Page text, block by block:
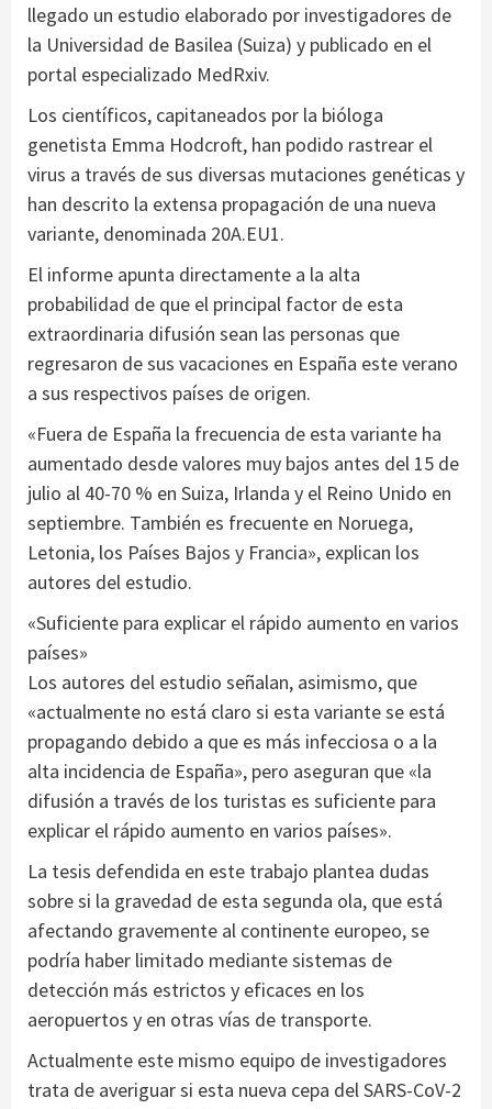
llegado un estudio elaborado por investigadores de
la Universidad de Basilea (Suiza) y publicado en el
portal especializado MedRxiv.
Los científicos, capitaneados por la bióloga
genetista Emma Hodcroft, han podido rastrear el
virus a través de sus diversas mutaciones genéticas y
han descrito la extensa propagación de una nueva
variante, denominada 20A.EU1.
El informe apunta directamente a la alta
probabilidad de que el principal factor de esta
extraordinaria difusión sean las personas que
regresaron de sus vacaciones en España este verano
a sus respectivos países de origen.
«Fuera de España la frecuencia de esta variante ha
aumentado desde valores muy bajos antes del 15 de
julio al 40-70 % en Suiza, Irlanda y el Reino Unido en
septiembre. También es frecuente en Noruega,
Letonia, los Países Bajos y Francia», explican los
autores del estudio.
«Suficiente para explicar el rápido aumento en varios
países»
Los autores del estudio señalan, asimismo, que
«actualmente no está claro si esta variante se está
propagando debido a que es más infecciosa o a la
alta incidencia de España», pero aseguran que «la
difusión a través de los turistas es suficiente para
explicar el rápido aumento en varios países».
La tesis defendida en este trabajo plantea dudas
sobre si la gravedad de esta segunda ola, que está
afectando gravemente al continente europeo, se
podría haber limitado mediante sistemas de
detección más estrictos y eficaces en los
aeropuertos y en otras vías de transporte.
Actualmente este mismo equipo de investigadores
trata de averiguar si esta nueva cepa del SARS-CoV-2